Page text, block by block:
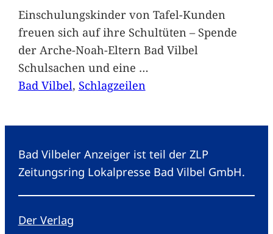
Einschulungskinder von Tafel-Kunden
freuen sich auf ihre Schultüten – Spende
der Arche-Noah-Eltern Bad Vilbel
Schulsachen und eine …
Bad Vilbel, Schlagzeilen
Bad Vilbeler Anzeiger ist teil der ZLP
Zeitungsring Lokalpresse Bad Vilbel GmbH.
Der Verlag